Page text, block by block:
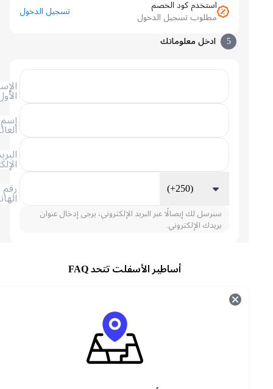
استخدم كود الخصم
مطلوب تسجيل الدخول
تسجيل الدخول
ادخل معلوماتك
العائلة
الإلكتروني
الهاتف
(+250)
سنرسل لك إيصالًا عبر البريد الإلكتروني، يرجى إدخال عنوان
بريدك الإلكتروني.
أساطير الأسفلت تتحد FAQ
نبذة عن لعبة أسفلت ليجندس يونيت
كُن السائق الأكثر جرأة وكُن أسطورة الأسفلت التالية
في تجربة سباق الآركيد الجديدة. في أسفلت ليجندس،
سيتمكن اللاعبون من قيادة أكثر من 50 سيارة أحلام